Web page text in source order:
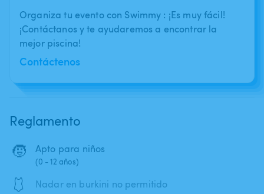
Organiza tu evento con Swimmy : ¡Es muy fácil!
¡Contáctanos y te ayudaremos a encontrar la
mejor piscina!
Contáctenos
Reglamento
🧒 Apto para niños
(0 - 12 años)
🩱 Nadar en burkini no permitido